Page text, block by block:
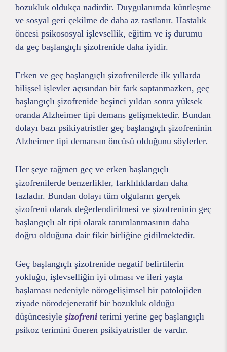
bozukluk oldukça nadirdir. Duygulanımda küntleşme
ve sosyal geri çekilme de daha az rastlanır. Hastalık
öncesi psikososyal işlevsellik, eğitim ve iş durumu
da geç başlangıçlı şizofrenide daha iyidir.
Erken ve geç başlangıçlı şizofrenilerde ilk yıllarda
bilişsel işlevler açısından bir fark saptanmazken, geç
başlangıçlı şizofrenide beşinci yıldan sonra yüksek
oranda Alzheimer tipi demans gelişmektedir. Bundan
dolayı bazı psikiyatristler geç başlangıçlı şizofreninin
Alzheimer tipi demansın öncüsü olduğunu söylerler.
Her şeye rağmen geç ve erken başlangıçlı
şizofrenilerde benzerlikler, farklılıklardan daha
fazladır. Bundan dolayı tüm olguların gerçek
şizofreni olarak değerlendirilmesi ve şizofreninin geç
başlangıçlı alt tipi olarak tanımlanmasının daha
doğru olduğuna dair fikir birliğine gidilmektedir.
Geç başlangıçlı şizofrenide negatif belirtilerin
yokluğu, işlevselliğin iyi olması ve ileri yaşta
başlaması nedeniyle nörogelişimsel bir patolojiden
ziyade nörodejeneratif bir bozukluk olduğu
düşüncesiyle şizofreni terimi yerine geç başlangıçlı
psikoz terimini öneren psikiyatristler de vardır.